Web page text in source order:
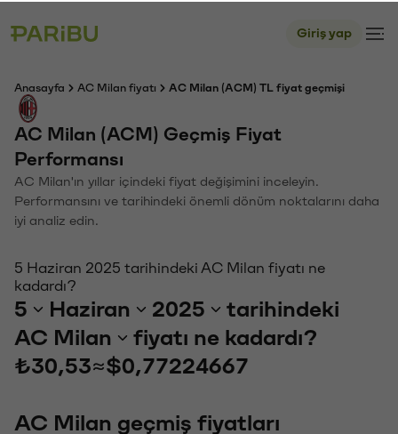
Giriş yap
Anasayfa AC Milan fiyatı AC Milan (ACM) TL fiyat geçmişi
AC Milan (ACM) Geçmiş Fiyat
Performansı
AC Milan'ın yıllar içindeki fiyat değişimini inceleyin.
Performansını ve tarihindeki önemli dönüm noktalarını daha
iyi analiz edin.
5 Haziran 2025 tarihindeki AC Milan fiyatı ne
kadardı?
5 Haziran 2025
tarihindeki
AC Milan
fiyatı ne kadardı?
₺30,53≈$0,77224667
AC Milan geçmiş fiyatları